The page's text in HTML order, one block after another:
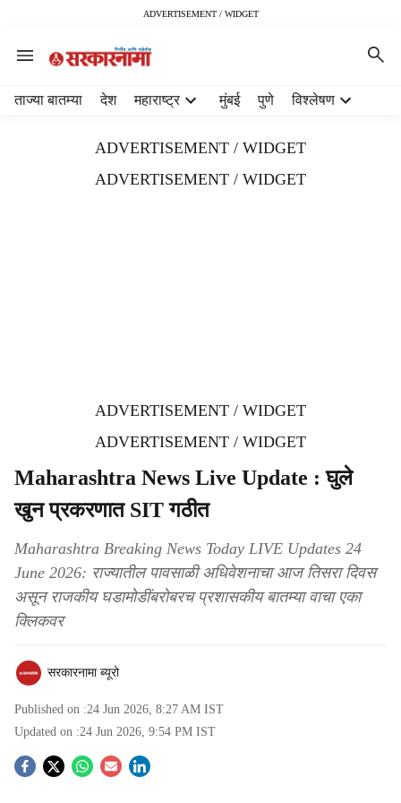
ADVERTISEMENT / WIDGET
ताज्या बातम्या देश महाराष्ट्र मुंबई पुणे विश्लेषण
ADVERTISEMENT / WIDGET
ADVERTISEMENT / WIDGET
ADVERTISEMENT / WIDGET
ADVERTISEMENT / WIDGET
Maharashtra News Live Update : घुले
खुन प्रकरणात SIT गठीत
Maharashtra Breaking News Today LIVE Updates 24
June 2026: राज्यातील पावसाळी अधिवेशनाचा आज तिसरा दिवस
असून राजकीय घडामोडींबरोबरच प्रशासकीय बातम्या वाचा एका
क्लिकवर
सरकारनामा ब्यूरो
Published on :24 Jun 2026, 8:27 AM IST
Updated on :24 Jun 2026, 9:54 PM IST
S